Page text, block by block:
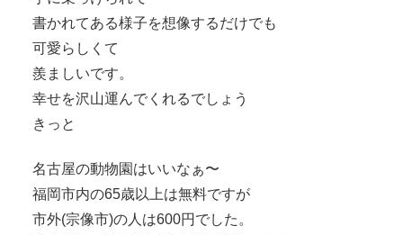
書かれてある様子を想像するだけでも
可愛らしくて
羨ましいです。
幸せを沢山運んでくれるでしょう
きっと
名古屋の動物園はいいなぁ〜
福岡市内の65歳以上は無料ですが
市外(宗像市)の人は600円でした。